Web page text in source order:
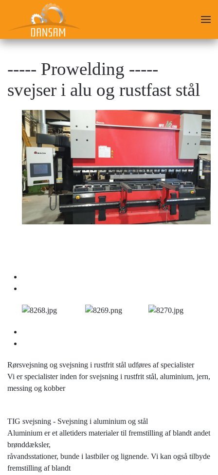
Skip
main
----- Prowelding -----
svejser i alu og rustfast stål
Rørsvejsning og svejsning i rustfrit stål udføres af specialister
Vi er specialister inden for svejsning i rustfrit stål, aluminium, jern,
messing og kobber
TIG svejsning - Svejsning i aluminium og stål
Aluminium er et alletiders materialer til fremstilling af blandt andet
brønddæksler,
råvandsstationer, bunde i lastbiler og lignende. Vi kan også tilbyde
fremstilling af blandt